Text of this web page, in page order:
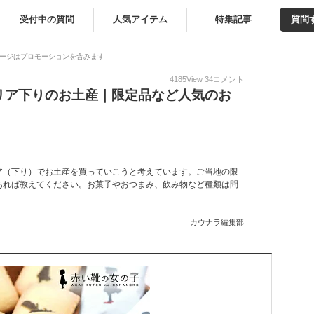
受付中の質問 人気アイテム 特集記事 質問
ジはプロモーションを含みます
4185View 34コメント
下りのお土産｜限定品など人気のお
下り）でお土産を買っていこうと考えています。ご当地の限
ば教えてください。お菓子やおつまみ、飲み物など種類は問
カウナラ編集部